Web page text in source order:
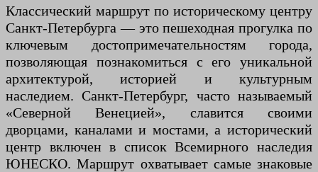
Классический маршрут по историческому центру
Санкт-Петербурга — это пешеходная прогулка по
ключевым достопримечательностям города,
позволяющая познакомиться с его уникальной
архитектурой, историей и культурным
наследием. Санкт-Петербург, часто называемый
«Северной Венецией», славится своими
дворцами, каналами и мостами, а исторический
центр включен в список Всемирного наследия
ЮНЕСКО. Маршрут охватывает самые знаковые